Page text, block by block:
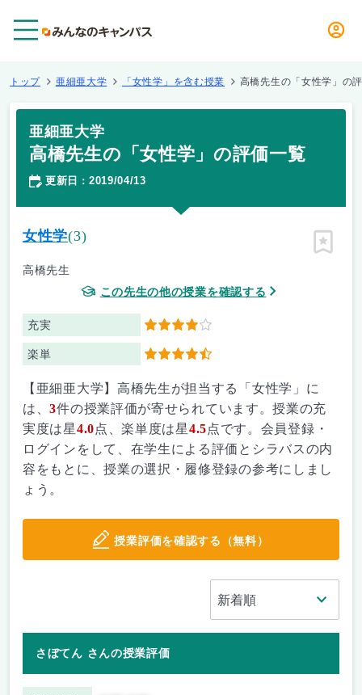
トップ 亜細亜大学 「女性学」を含む授業 高橋先生の「女性学」の
亜細亜大学
高橋先生の「女性学」の評価一覧
更新日 ： 2019/04/13
女性学(3)
高橋先生
この先生の他の授業を確認する
充実 4
楽単 4.5
ピン留
【亜細亜大学】高橋先生が担当する「女性学」に
は、3件の授業評価が寄せられています。授業の充
実度は星4.0点、楽単度は星4.5点です。会員登録・
ログインをして、在学生による評価とシラバスの内
容をもとに、授業の選択・履修登録の参考にしまし
ょう。
授業評価を確認する（無料）
さぼてん さんの授業評価